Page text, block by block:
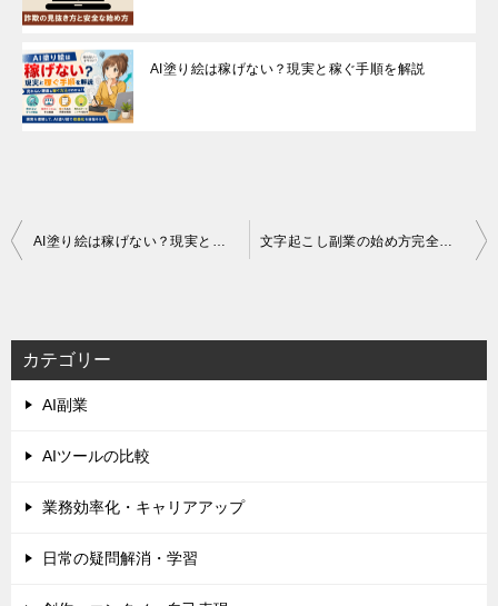
AI塗り絵は稼げない？現実と稼ぐ手順を解説
投
ビ
ゲ
ー
シ
カテゴリー
AI副業
AIツールの比較
業務効率化・キャリアアップ
日常の疑問解消・学習